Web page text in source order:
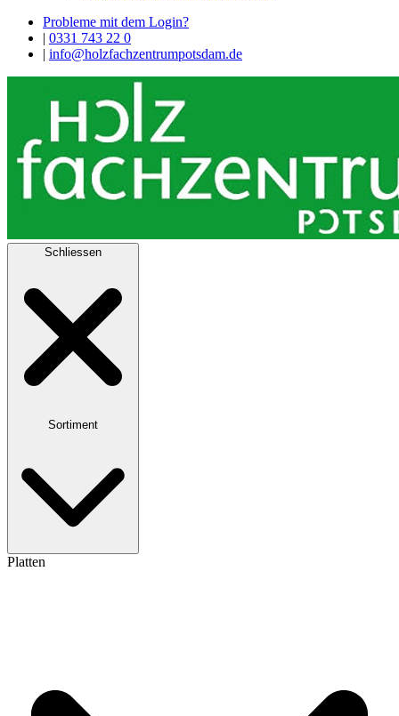
Probleme mit dem Login?
| 0331 743 22 0
| info@holzfachzentrumpotsdam.de
Schliessen
Sortiment
Platten